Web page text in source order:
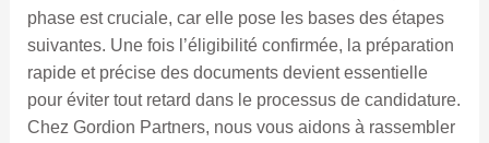
phase est cruciale, car elle pose les bases des étapes
suivantes. Une fois l’éligibilité confirmée, la préparation
rapide et précise des documents devient essentielle
pour éviter tout retard dans le processus de candidature.
Chez Gordion Partners, nous vous aidons à rassembler